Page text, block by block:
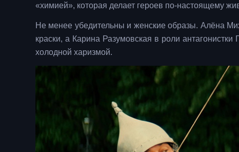
«химией», которая делает героев по-настоящему
Не менее убедительны и женские образы. Алёна
краски, а Карина Разумовская в роли
холодной харизмой.